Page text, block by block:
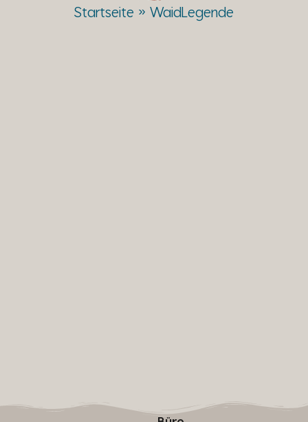
Startseite » WaidLegende